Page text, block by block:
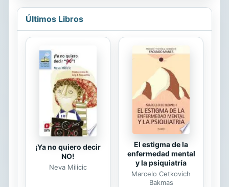
trozos – aunque no estén todos
porque la vida se me antoja a
continuo y voy por más-. Esta
antología es pues una mirada al valle
de mis vidas, las que he vivido,
compartido, robado, prestado, las
que sueño vivir y las que en este
momento inhalo con vehemencia. El
campo, el erotismo, el...
Últimos Libros
¡Ya no quiero decir
NO!
Neva Milicic
El estigma de la
enfermedad mental
y la psiquiatría
Marcelo Cetkovich
Bakmas